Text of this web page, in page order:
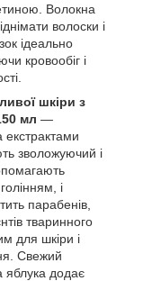
Волокна
волоски і
ідеально
кровообіг і
шкіри з
мл —
зволожуючий і
і
парабенів,
тваринного
для шкіри і
Свежий
яблука додає